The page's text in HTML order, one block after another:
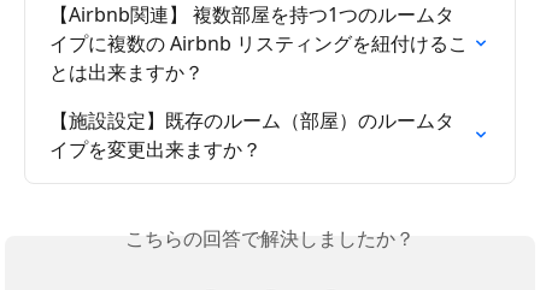
【Airbnb関連】 複数部屋を持つ1つのルームタ
イプに複数の Airbnb リスティングを紐付けるこ
とは出来ますか？
【施設設定】既存のルーム（部屋）のルームタ
イプを変更出来ますか？
こちらの回答で解決しましたか？